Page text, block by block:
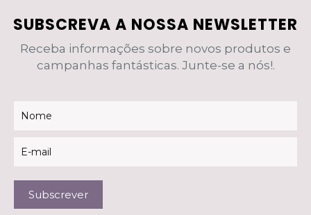
SUBSCREVA A NOSSA NEWSLETTER
Receba informações sobre novos produtos e
campanhas fantásticas. Junte-se a nós!.
Newsletter
Subscrever